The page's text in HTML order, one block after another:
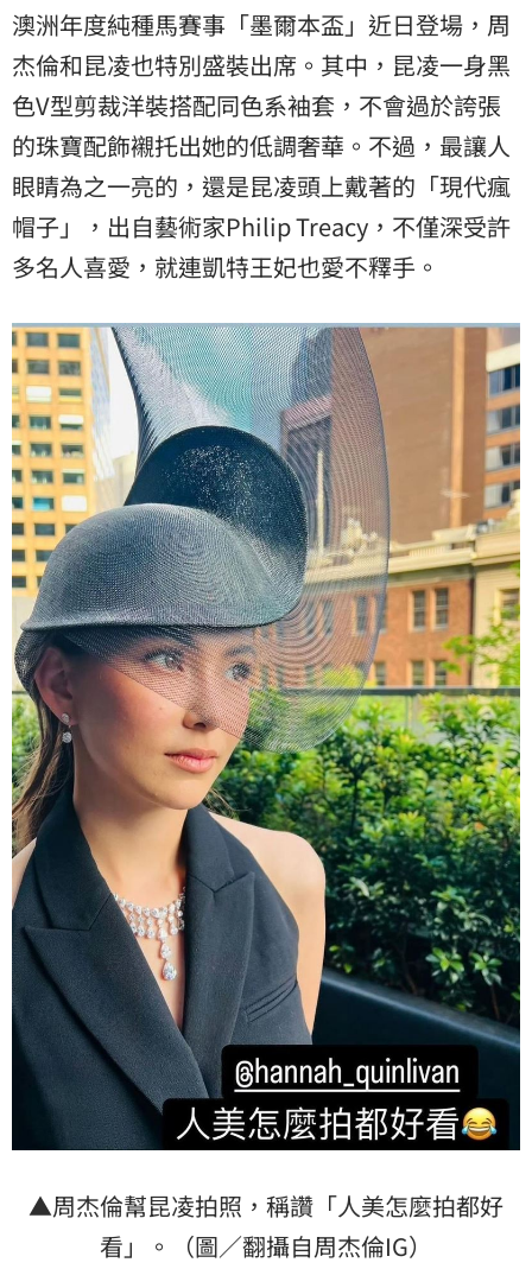
澳洲年度純種馬賽事「墨爾本盃」近日登場，周
杰倫和昆凌也特別盛裝出席。其中，昆凌一身黑
色V型剪裁洋裝搭配同色系袖套，不會過於誇張
的珠寶配飾襯托出她的低調奢華。不過，最讓人
眼睛為之一亮的，還是昆凌頭上戴著的「現代瘋
帽子」，出自藝術家Philip Treacy，不僅深受許
多名人喜愛，就連凱特王妃也愛不釋手。
▲周杰倫幫昆凌拍照，稱讚「人美怎麼拍都好
看」。（圖／翻攝自周杰倫IG）